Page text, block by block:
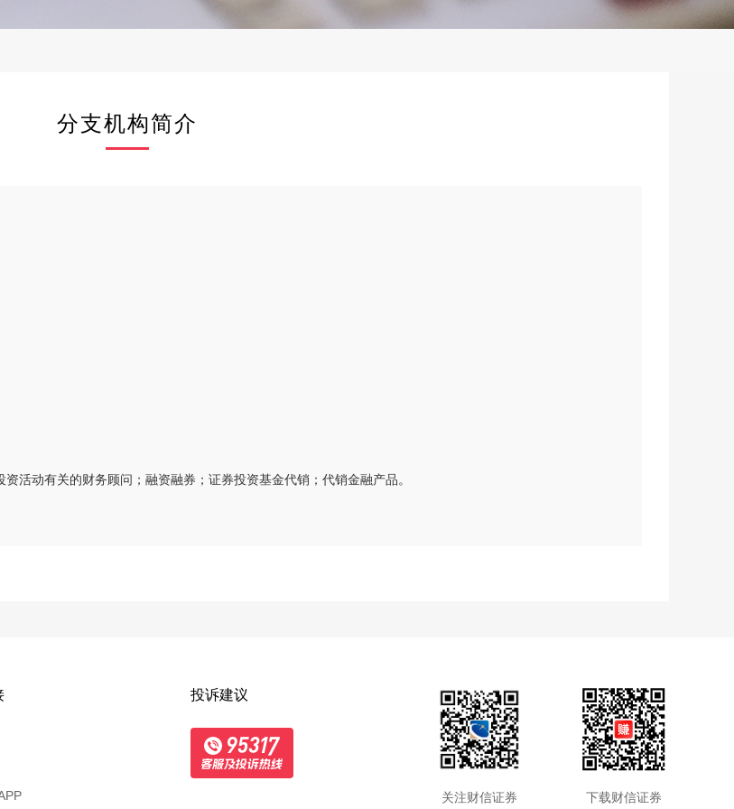
分支机构简介
活动有关的财务顾问；融资融券；证券投资基金代销；代销金融产品。
投诉建议
关注财信证券 下载财信证券